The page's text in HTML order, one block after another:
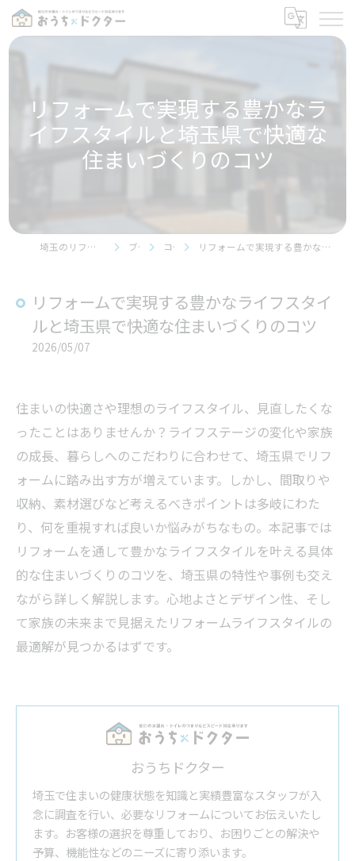
リフォームで実現する豊かなラ
イフスタイルと埼玉県で快適な
住まいづくりのコツ
埼玉のリフォームならおうちドクター ブログ コラム リフォームで実現する豊かなライフスタイルと埼玉県で快適な住まいづくりのコツ
リフォームで実現する豊かなライフスタイ
ルと埼玉県で快適な住まいづくりのコツ
2026/05/07
住まいの快適さや理想のライフスタイル、見直したくな
ったことはありませんか？ライフステージの変化や家族
の成長、暮らしへのこだわりに合わせて、埼玉県でリフ
ォームに踏み出す方が増えています。しかし、間取りや
収納、素材選びなど考えるべきポイントは多岐にわた
り、何を重視すれば良いか悩みがちなもの。本記事では
リフォームを通して豊かなライフスタイルを叶える具体
的な住まいづくりのコツを、埼玉県の特性や事例も交え
ながら詳しく解説します。心地よさとデザイン性、そし
て家族の未来まで見据えたリフォームライフスタイルの
最適解が見つかるはずです。
おうちドクター
埼玉で住まいの健康状態を知識と実績豊富なスタッフが入
念に調査を行い、必要なリフォームについてお伝えいたし
ます。お客様の選択を尊重しており、お困りごとの解決や
予算、機能性などのニーズに寄り添います。